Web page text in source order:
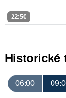
22:50
Historické
06:00